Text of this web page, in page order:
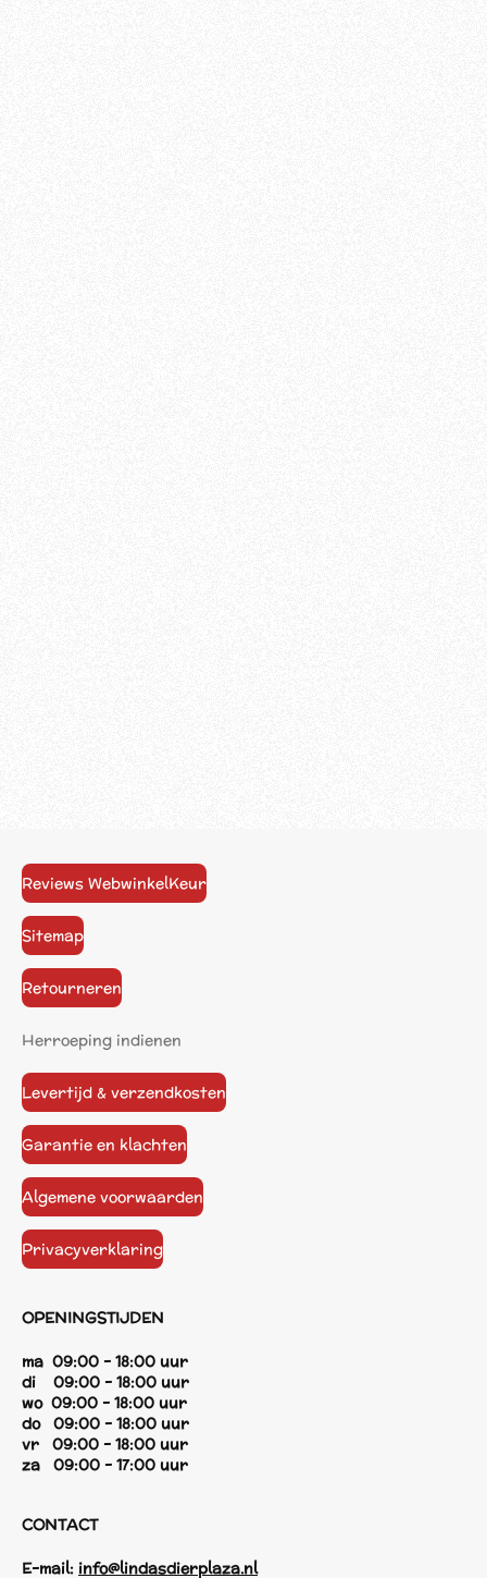
Reviews WebwinkelKeur
Sitemap
Retourneren
Herroeping indienen
Levertijd & verzendkosten
Garantie en klachten
Algemene voorwaarden
Privacyverklaring
OPENINGSTIJDEN
ma 09:00 - 18:00 uur
di 09:00 - 18:00 uur
wo 09:00 - 18:00 uur
do 09:00 - 18:00 uur
vr 09:00 - 18:00 uur
za 09:00 - 17:00 uur
CONTACT
E-mail: info@lindasdierplaza.nl